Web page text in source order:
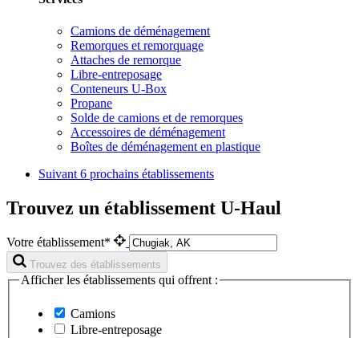
Camions de déménagement
Remorques et remorquage
Attaches de remorque
Libre-entreposage
Conteneurs U-Box
Propane
Solde de camions et de remorques
Accessoires de déménagement
Boîtes de déménagement en plastique
Suivant 6 prochains établissements
Trouvez un établissement U-Haul
Votre établissement*
Trouvez des établissements
Afficher les établissements qui offrent :
Camions
Libre-entreposage